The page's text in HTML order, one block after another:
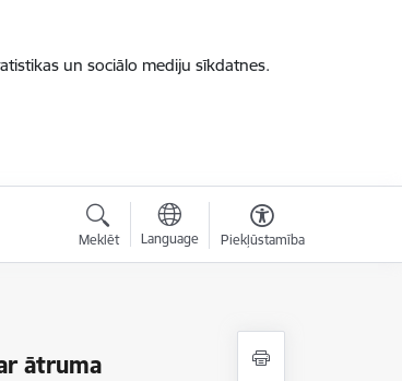
un sociālo mediju sīkdatnes.
Meklēt Language Piekļūstamība
ātruma